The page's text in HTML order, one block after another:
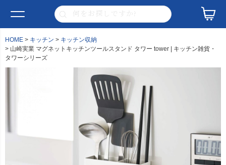
HOME キッチン
キッチン収納
山崎実業 マグネットキッチンツールスタンド タワー tower | キッチン雑貨・
タワーシリーズ